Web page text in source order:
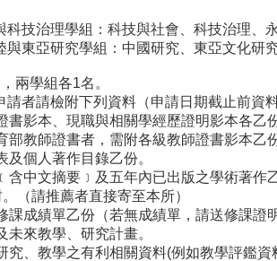
技治理學組：科技與社會、科技治理、
東亞研究學組：中國研究、東亞文化研
兩學組各1名。
請者請檢附下列資料（申請日期截止前資
影本、現職與相關學經歷證明影本各乙份
教師證書者，需附各級教師證書影本乙份
個人著作目錄乙份。
中文摘要﹞及五年內已出版之學術著作
（請推薦者直接寄至本所）
成績單乙份（若無成績單，請送修課證
來教學、研究計畫。
、教學之有利相關資料(例如教學評鑑資